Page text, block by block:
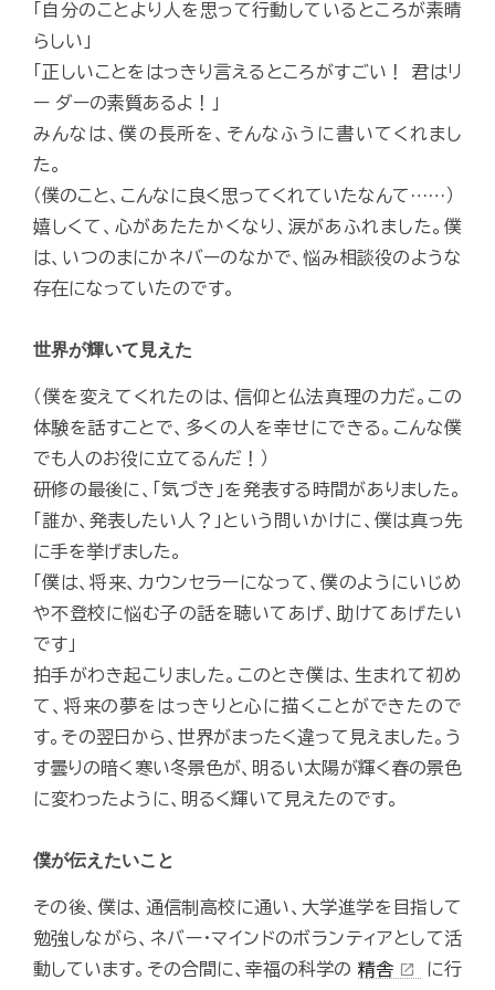
「自分のことより人を思って行動しているところが素晴
らしい」
「正しいことをはっきり言えるところがすごい！ 君はリ
ー ダーの素質あるよ！」
みんなは、僕の長所を、そんなふうに書いてくれまし
た。
（僕のこと、こんなに良く思ってくれていたなんて……）
嬉しくて、心があたたかくなり、涙があふれました。僕
は、いつのまにかネバーのなかで、悩み相談役のような
存在になっていたのです。
世界が輝いて見えた
（僕を変えてくれたのは、信仰と仏法真理の力だ。この
体験を話すことで、多くの人を幸せにできる。こんな僕
でも人のお役に立てるんだ！）
研修の最後に、「気づき」を発表する時間がありました。
「誰か、発表したい人？」という問いかけに、僕は真っ先
に手を挙げました。
「僕は、将来、カウンセラーになって、僕のようにいじめ
や不登校に悩む子の話を聴いてあげ、助けてあげたい
です」
拍手がわき起こりました。このとき僕は、生まれて初め
て、将来の夢をはっきりと心に描くことができたので
す。その翌日から、世界がまったく違って見えました。う
す曇りの暗く寒い冬景色が、明るい太陽が輝く春の景色
に変わったように、明るく輝いて見えたのです。
僕が伝えたいこと
その後、僕は、通信制高校に通い、大学進学を目指して
勉強しながら、ネバー・マインドのボランティアとして活
動しています。その合間に、幸福の科学の 精舎 open_in_new
に行